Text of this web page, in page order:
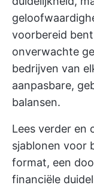
voorbereid
onverwachte
bedrijven van
aanpasbare,
balansen.
Lees verder en
sjablonen voor
format, een
financiële